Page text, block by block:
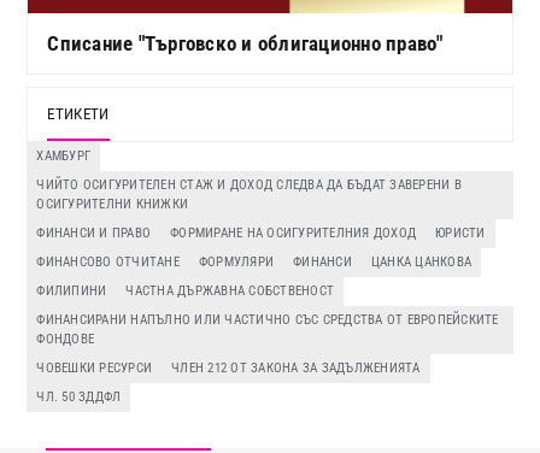
Списание "Търговско и облигационно право"
ЕТИКЕТИ
ХАМБУРГ
ЧИЙТО ОСИГУРИТЕЛЕН СТАЖ И ДОХОД СЛЕДВА ДА БЪДАТ ЗАВЕРЕНИ В
ОСИГУРИТЕЛНИ КНИЖКИ
ФИНАНСИ И ПРАВО
ФОРМИРАНЕ НА ОСИГУРИТЕЛНИЯ ДОХОД
ЮРИСТИ
ФИНАНСОВО ОТЧИТАНЕ
ФОРМУЛЯРИ ФИНАНСИ
ЦАНКА ЦАНКОВА
ФИЛИПИНИ
ЧАСТНА ДЪРЖАВНА СОБСТВЕНОСТ
ФИНАНСИРАНИ НАПЪЛНО ИЛИ ЧАСТИЧНО СЪС СРЕДСТВА ОТ ЕВРОПЕЙСКИТЕ
ФОНДОВЕ
ЧОВЕШКИ РЕСУРСИ
ЧЛЕН 212 ОТ ЗАКОНА ЗА ЗАДЪЛЖЕНИЯТА
ЧЛ. 50 ЗДДФЛ